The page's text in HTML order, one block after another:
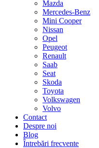
Mazda
Mercedes-Benz
Mini Cooper
Nissan
Opel
Peugeot
Renault
Saab
Seat
Skoda
Toyota
Volkswagen
Volvo
Contact
Despre noi
Blog
Întrebări frecvente